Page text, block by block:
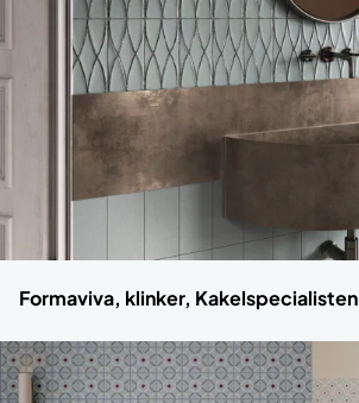
Formaviva, klinker, Kakelspecialisten